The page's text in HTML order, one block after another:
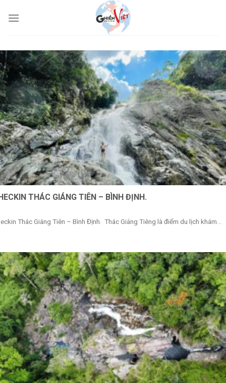
THÁC GIÁNG TIÊN – BÌNH ĐỊNH.
Thác Giáng Tiên – Bình Định. Thác Giáng Tiêng là điểm du lịch khám...